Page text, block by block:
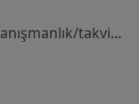
Bu uzman ilgili adres için online danışmanlık/takvim sunmuyor.